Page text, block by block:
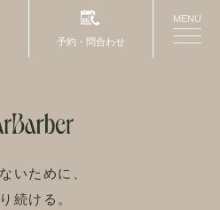
予約・問合わせ
MENU
toggle
夏ジャケットのセールが始まり
休暇のお知らせ 8月13～17日≫
いために、
続ける。